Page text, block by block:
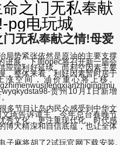
之门无私奉献
pg电玩城
无私奉献之情!母爱
势紧张依然是原油的主要支撑
进展。下周opec将召开新一届会
应端利好延续。而利空因素主要
，整体来看，利好因素暂时居于
涨空间，油价重心将上移。
wyqkydsta98-贵州10月1日新增
。
节目让岛内民众感受到中华文
琦告诉谭主，今年总台春晚节
秀文化，更注重现代化、时代感
博大精深和自信底蕴，也让全体
子麻将胡了2试玩官网下载安装,